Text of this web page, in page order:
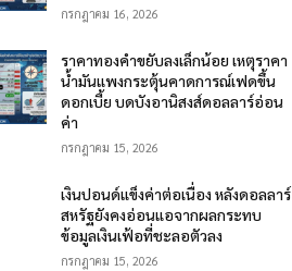
กรกฎาคม 16, 2026
ราคาทองคำขยับลงเล็กน้อย เหตุราคา
น้ำมันแพงกระตุ้นคาดการณ์เฟดขึ้น
ดอกเบี้ย บดบังอานิสงส์ดอลลาร์อ่อน
ค่า
กรกฎาคม 15, 2026
เงินปอนด์แข็งค่าต่อเนื่อง หลังดอลลาร์
สหรัฐยังคงอ่อนแอจากผลกระทบ
ข้อมูลเงินเฟ้อที่ชะลอตัวลง
กรกฎาคม 15, 2026